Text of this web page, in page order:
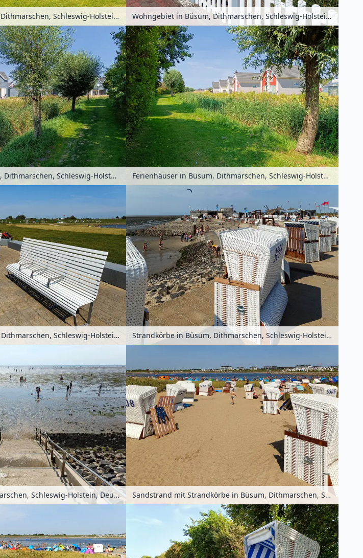
Wohngebiet in Büsum, Dithmarschen, Schleswig-Holstein, Deutschland Wohngebiet in Büsum, Dithmarschen, Schleswig-Holstein, Deutschland
Ferienhäuser in Büsum, Dithmarschen, Schleswig-Holstein, Deutschland Ferienhäuser in Büsum, Dithmarschen, Schleswig-Holstein, Deutschland
Grasstrände in Büsum, Dithmarschen, Schleswig-Holstein, Deutschland Strandkörbe in Büsum, Dithmarschen, Schleswig-Holstein, Deutschland
Watt vor Büsum, Dithmarschen, Schleswig-Holstein, Deutschland Sandstrand mit Strandkörbe in Büsum, Dithmarschen, Schleswig-Holstein, Deutschland